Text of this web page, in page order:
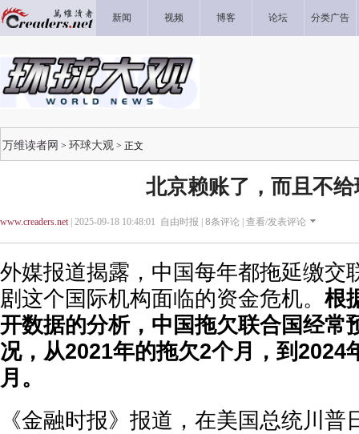
新闻 视频 博客 论坛 分类广告
万维读者网 > 环球大观 > 正文
北京赖账了，而且不给
www.creaders.net| 2025-09-18 10:48:01 自由时报 | 8条评论 | 查看/发表评论
外媒报道揭露，中国每年都拖延缴交
剧这个国际机构面临的资金危机。 根
开数据的分析，中国拖欠联合国经常
况，从2021年的拖欠2个月，到2024
月。
《金融时报》报道，在美国总统川